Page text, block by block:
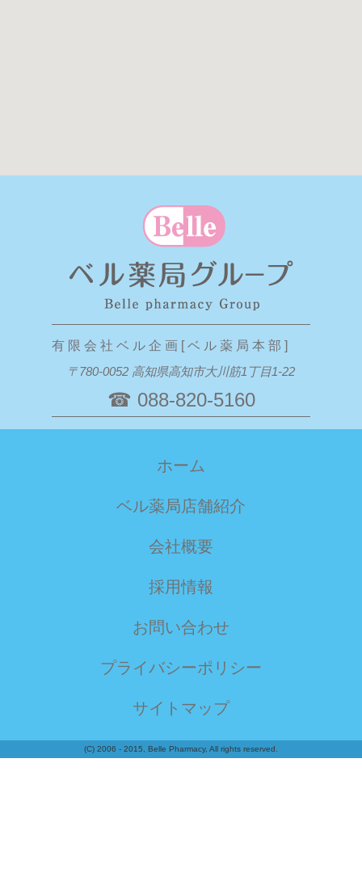
有 限 会 社 ベ ル 企 画 [ ベ ル 薬 局 本 部 ]
〒780-0052 高知県高知市大川筋1丁目1-22
☎ 088-820-5160
ホーム
ベル薬局店舗紹介
会社概要
採用情報
お問い合わせ
プライバシーポリシー
サイトマップ
(C) 2006 - 2015, Belle Pharmacy, All rights reserved.